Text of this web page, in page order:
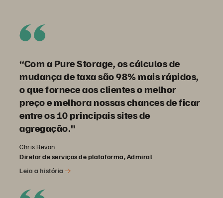
“Com a Pure Storage, os cálculos de
mudança de taxa são 98% mais rápidos,
o que fornece aos clientes o melhor
preço e melhora nossas chances de ficar
entre os 10 principais sites de
agregação."
Chris Bevan
Diretor de serviços de plataforma, Admiral
Leia a história